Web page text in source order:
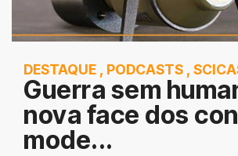
DESTAQUE , PODCASTS ,
Guerra sem
nova face dos
mode...